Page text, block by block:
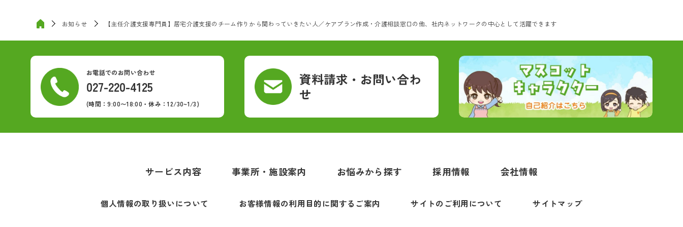
お知らせ 【主任介護支援専門員】居宅介護支援のチーム作りから関わっていきたい人／ケアプラン作成・介護相談窓口の他、社内ネットワークの中心として活躍できます
お電話でのお問い合わせ
027-220-4125
(時間：9:00〜18:00・休み：12/30~1/3)
資料請求・お問い合わ
せ
サービス内容 事業所・施設案内 お悩みから探す 採用情報 会社情報
個人情報の取り扱いについて お客様情報の利用目的に関するご案内 サイトのご利用について サイトマップ